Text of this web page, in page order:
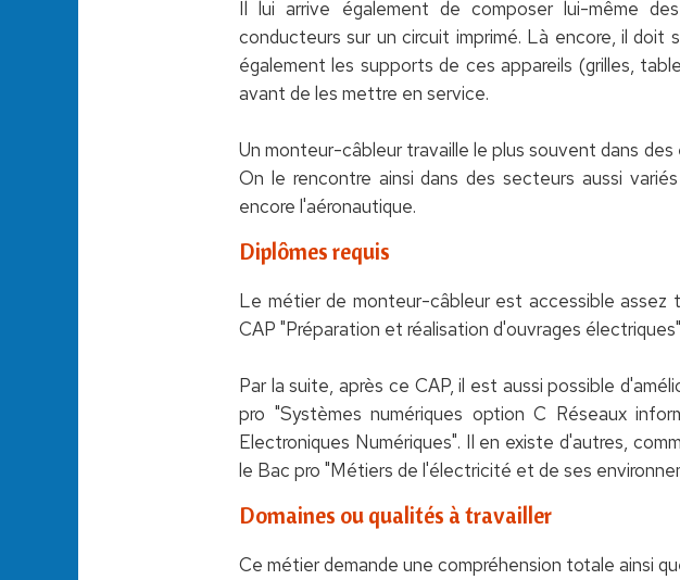
Il lui arrive également de composer lui-même
conducteurs sur un circuit imprimé. Là encore, il doit
également les supports de ces appareils (grilles,
avant de les mettre en service.
Un monteur-câbleur travaille le plus souvent dans
On le rencontre ainsi dans des secteurs aussi
encore l'aéronautique.
Diplômes requis
Le métier de monteur-câbleur est accessible assez
CAP "Préparation et réalisation d'ouvrages
Par la suite, après ce CAP, il est aussi possible
pro "Systèmes numériques option C Réseaux
Electroniques Numériques". Il en existe d'autres,
le Bac pro "Métiers de l'électricité et de ses
Domaines ou qualités à travailler
Ce métier demande une compréhension totale ainsi